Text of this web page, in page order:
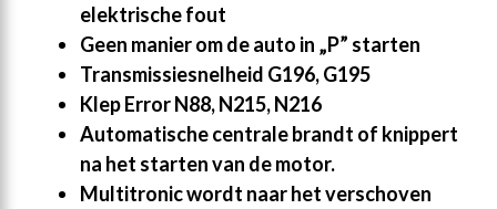
elektrische fout
Geen manier om de auto in „P” starten
Transmissiesnelheid G196, G195
Klep Error N88, N215, N216
Automatische centrale brandt of knippert
na het starten van de motor.
Multitronic wordt naar het verschoven